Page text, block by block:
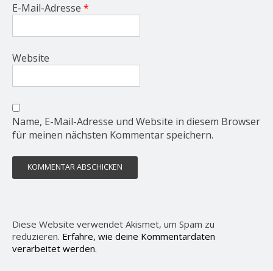
E-Mail-Adresse *
Website
Name, E-Mail-Adresse und Website in diesem Browser
für meinen nächsten Kommentar speichern.
Diese Website verwendet Akismet, um Spam zu
reduzieren. Erfahre, wie deine Kommentardaten
verarbeitet werden.